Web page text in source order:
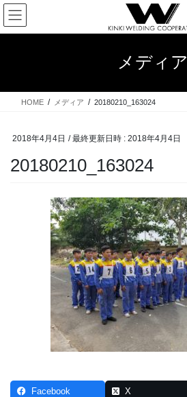
コ
ン
テ
ス
ナ
ビ
ゲ
ン
メディア
HOME メディア 20180210_163024
2018年4月4日 / 最終更新日時 : 2018年4月4日
20180210_163024
Facebook X